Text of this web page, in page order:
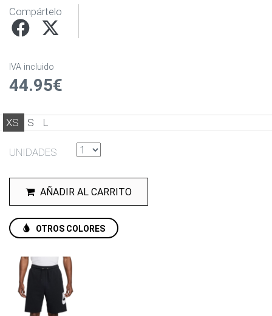
Compártelo
IVA incluido
44.95€
XS S L
UNIDADES
AÑADIR AL CARRITO
OTROS COLORES